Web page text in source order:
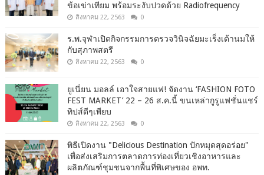
ข้อเข่าเทียม พร้อมระงับปวดด้วย Radiofrequency
สิงหาคม 22, 2563 0
ร.พ.จุฬาเปิดกิจกรรมการตรวจวินิจฉัยมะเร็งเต้านมให้
กับสุภาพสตรี
สิงหาคม 22, 2563 0
ยูเนี่ยน มอลล์ เอาใจสายแฟ! จัดงาน ‘FASHION FOTO
FEST MARKET’ 22 – 26 ส.ค.นี้ ขนเหล่ากูรูแฟชั่นแชร์
ทิปส์ดีๆเพียบ
สิงหาคม 22, 2563 0
พิธีเปิดงาน "Delicious Destination ปักหมุดสุดอร่อย"
เพื่อส่งเสริมการตลาดการท่องเที่ยวเชิงอาหารและ
ผลิตภัณฑ์ชุมชนจากพื้นที่พิเศษของ อพท.